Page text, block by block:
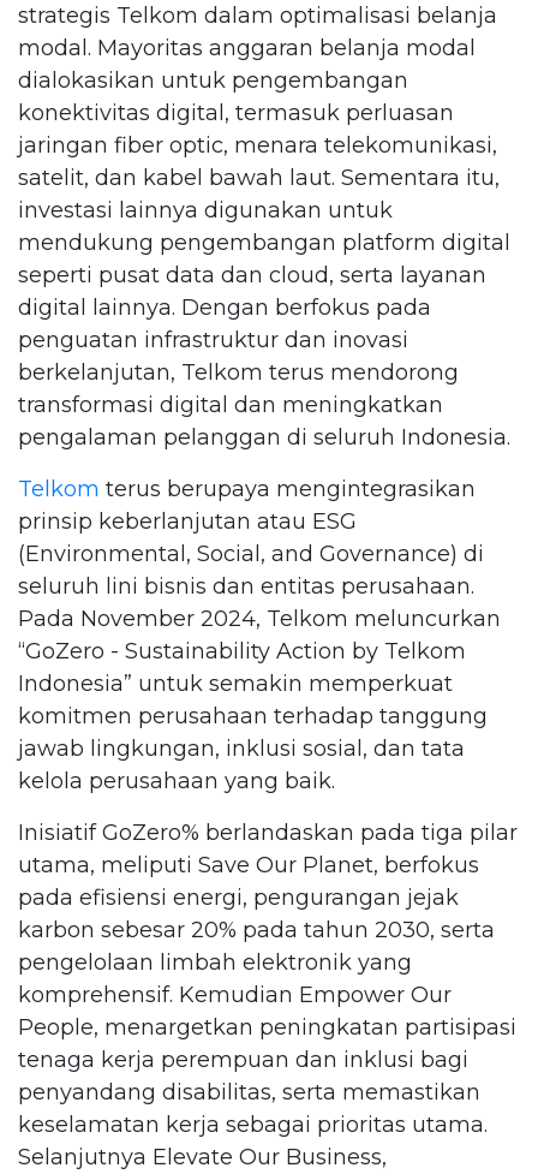
strategis Telkom dalam optimalisasi belanja
modal. Mayoritas anggaran belanja modal
dialokasikan untuk pengembangan
konektivitas digital, termasuk perluasan
jaringan fiber optic, menara telekomunikasi,
satelit, dan kabel bawah laut. Sementara itu,
investasi lainnya digunakan untuk
mendukung pengembangan platform digital
seperti pusat data dan cloud, serta layanan
digital lainnya. Dengan berfokus pada
penguatan infrastruktur dan inovasi
berkelanjutan, Telkom terus mendorong
transformasi digital dan meningkatkan
pengalaman pelanggan di seluruh Indonesia.
Telkom terus berupaya mengintegrasikan
prinsip keberlanjutan atau ESG
(Environmental, Social, and Governance) di
seluruh lini bisnis dan entitas perusahaan.
Pada November 2024, Telkom meluncurkan
“GoZero - Sustainability Action by Telkom
Indonesia” untuk semakin memperkuat
komitmen perusahaan terhadap tanggung
jawab lingkungan, inklusi sosial, dan tata
kelola perusahaan yang baik.
Inisiatif GoZero% berlandaskan pada tiga pilar
utama, meliputi Save Our Planet, berfokus
pada efisiensi energi, pengurangan jejak
karbon sebesar 20% pada tahun 2030, serta
pengelolaan limbah elektronik yang
komprehensif. Kemudian Empower Our
People, menargetkan peningkatan partisipasi
tenaga kerja perempuan dan inklusi bagi
penyandang disabilitas, serta memastikan
keselamatan kerja sebagai prioritas utama.
Selanjutnya Elevate Our Business,